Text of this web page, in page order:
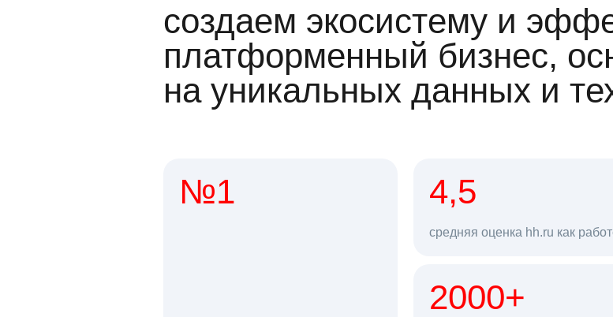
создаем экосистему и
платформенный бизнес,
на уникальных данных и
№1 4,5
средняя оценка hh.ru как
2000+68 млн